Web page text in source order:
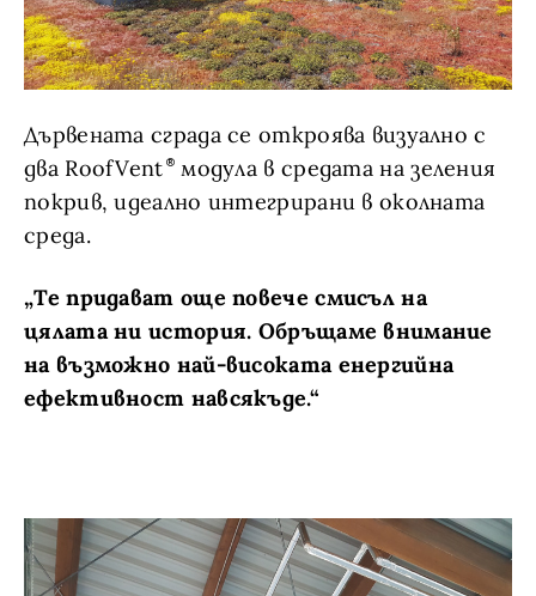
Дървената сграда се откроява визуално с
два RoofVent модула в средата на зеления
покрив, идеално интегрирани в околната
среда.
„Те придават още повече смисъл на
цялата ни история. Обръщаме внимание
на възможно най-високата енергийна
ефективност навсякъде.“